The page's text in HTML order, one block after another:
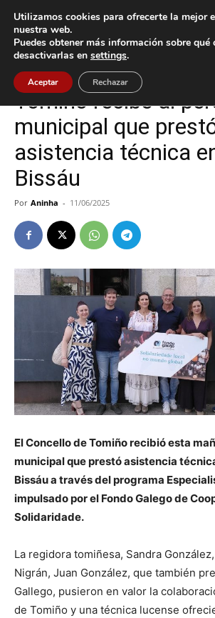
Inicio Cultura / Ocio
Cultura / Ocio Tomiño
Tomiño recibe al
municipal que
asistencia técnica
Bissáu
Por Aninha - 11/06/2025
El Concello de Tomiño recibió esta
municipal que prestó asistencia
Bissáu a través del programa
impulsado por el Fondo Galego de
Solidaridade.
La regidora tomiñesa, Sandra
Nigrán, Juan González, que también
Gallego, pusieron en valor la
de Tomiño y una técnica lucense
Utilizamos cookies para ofrecerte la mejor
nuestra web.
Puedes obtener más información sobre
desactivarlas en settings.
Aceptar Rechazar